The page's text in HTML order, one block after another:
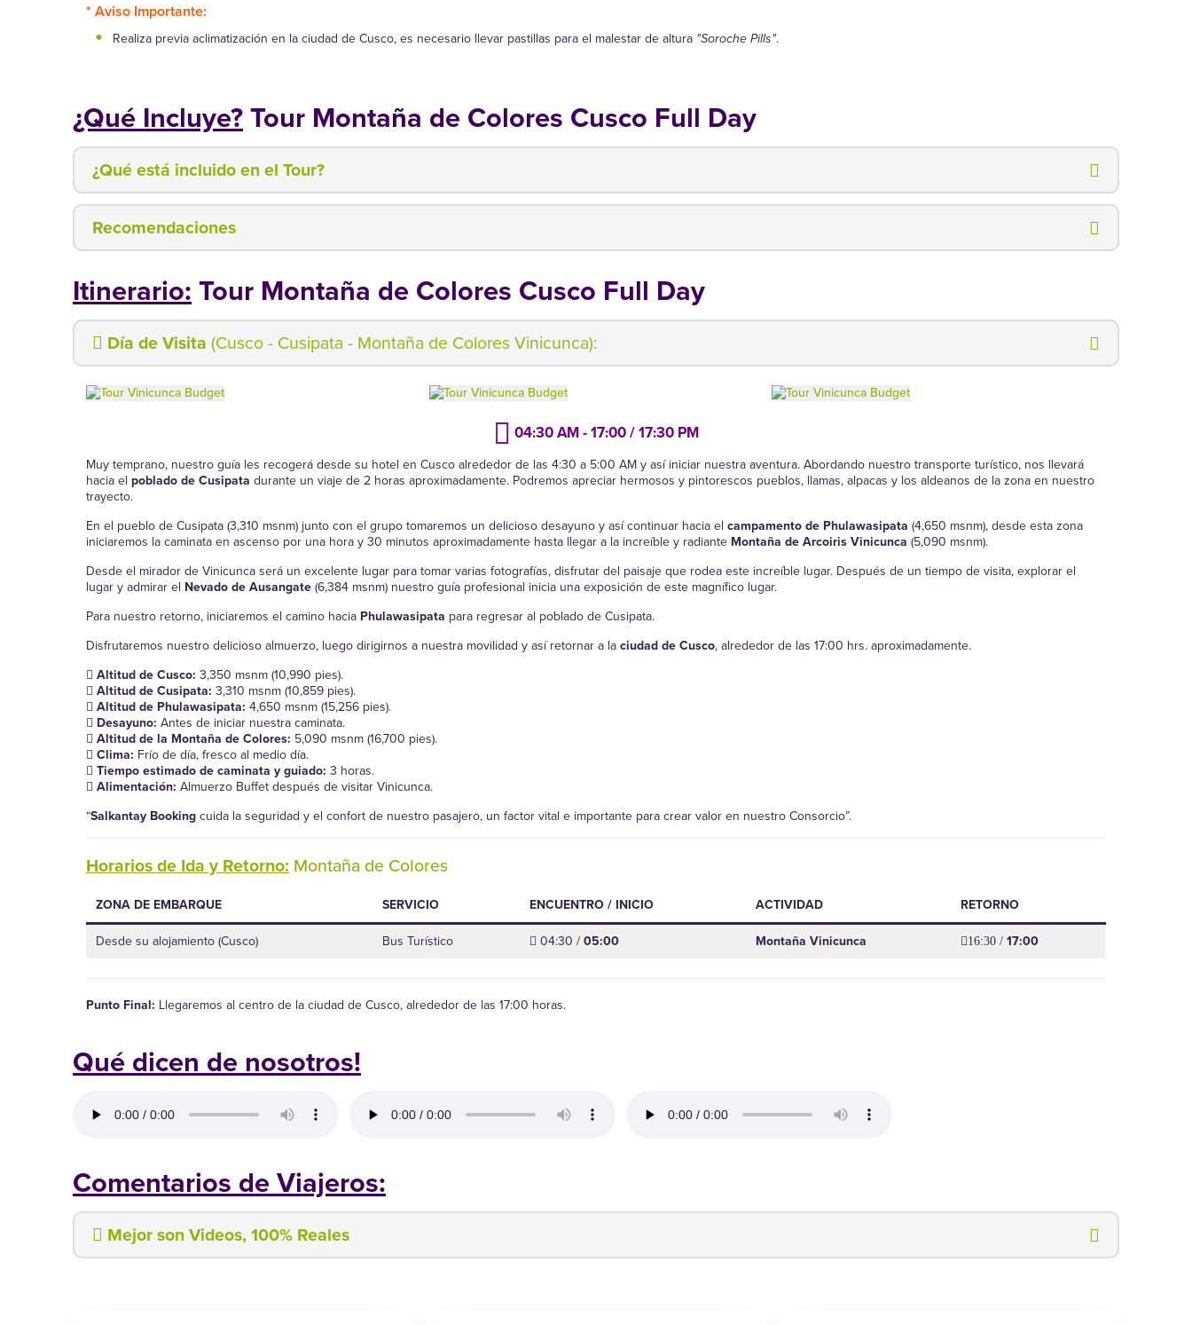
* Aviso Importante:
Realiza previa aclimatización en la ciudad de Cusco, es necesario llevar pastillas para el malestar de altura "Soroche Pills".
¿Qué Incluye?Tour Montaña de Colores Cusco Full Day
¿Qué está incluido en el Tour?
Recomendaciones
Itinerario:Tour Montaña de Colores Cusco Full Day
Día de Visita (Cusco - Cusipata - Montaña de Colores Vinicunca):
04:30 AM - 17:00 / 17:30 PM
Muy temprano, nuestro guía les recogerá desde su hotel en Cusco alrededor de las 4:30 a 5:00 AM y así iniciar nuestra aventura. Abordando nuestro transporte turístico, nos llevará
hacia el poblado de Cusipata durante un viaje de 2 horas aproximadamente. Podremos apreciar hermosos y pintorescos pueblos, llamas, alpacas y los aldeanos de la zona en nuestro
trayecto.
En el pueblo de Cusipata (3,310 msnm) junto con el grupo tomaremos un delicioso desayuno y así continuar hacia el campamento de Phulawasipata (4,650 msnm), desde esta zona
iniciaremos la caminata en ascenso por una hora y 30 minutos aproximadamente hasta llegar a la increíble y radiante Montaña de Arcoiris Vinicunca (5,090 msnm).
Desde el mirador de Vinicunca será un excelente lugar para tomar varias fotografías, disfrutar del paisaje que rodea este increíble lugar. Después de un tiempo de visita, explorar el
lugar y admirar el Nevado de Ausangate(6,384 msnm) nuestro guía profesional inicia una exposición de este magnífico lugar.
Para nuestro retorno, iniciaremos el camino hacia Phulawasipata para regresar al poblado de Cusipata.
Disfrutaremos nuestro delicioso almuerzo, luego dirigirnos a nuestra movilidad y así retornar a laciudad de Cusco, alrededor de las 17:00 hrs. aproximadamente.
Altitud de Cusco: 3,350 msnm (10,990 pies).
Altitud de Cusipata: 3,310 msnm (10,859 pies).
Altitud de Phulawasipata: 4,650 msnm (15,256 pies).
Desayuno: Antes de iniciar nuestra caminata.
Altitud de la Montaña de Colores: 5,090 msnm (16,700 pies).
Clima: Frío de día, fresco al medio día.
Tiempo estimado de caminata y guiado: 3 horas.
Alimentación: Almuerzo Buffet después de visitar Vinicunca.
“Salkantay Bookingcuida la seguridad y el confort de nuestro pasajero, un factor vital e importante para crear valor en nuestro Consorcio”.
Horarios de Ida y Retorno: Montaña de Colores
ZONA DE EMBARQUE SERVICIO ENCUENTRO / INICIO ACTIVIDAD
RETORNO
Desde su alojamiento (Cusco)
Bus Turístico 04:30 /05:00 Montaña Vinicunca 16:30 / 17:00
Punto Final: Llegaremos al centro de la ciudad de Cusco, alrededor de las 17:00 horas.
Qué dicen de nosotros!
Comentarios de Viajeros:
Mejor son Videos, 100% Reales